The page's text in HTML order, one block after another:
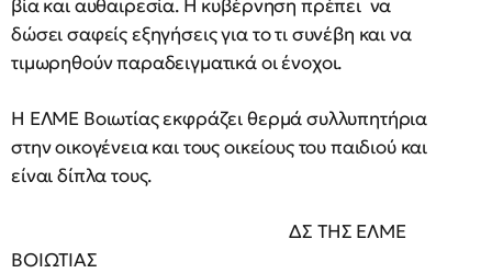
βία και αυθαιρεσία. Η κυβέρνηση πρέπει να
δώσει σαφείς εξηγήσεις για το τι συνέβη και να
τιμωρηθούν παραδειγματικά οι ένοχοι.
Η ΕΛΜΕ Βοιωτίας εκφράζει θερμά συλλυπητήρια
στην οικογένεια και τους οικείους του παιδιού και
είναι δίπλα τους.
ΔΣ ΤΗΣ ΕΛΜΕ
ΒΟΙΩΤΙΑΣ